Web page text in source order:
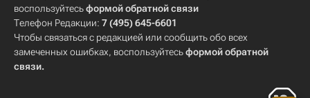
воспользуйтесьформой обратной связи
Телефон Редакции: 7 (495) 645-6601
Чтобы связаться с редакцией или сообщить обо всех
замеченных ошибках, воспользуйтесьформой обратной
связи.